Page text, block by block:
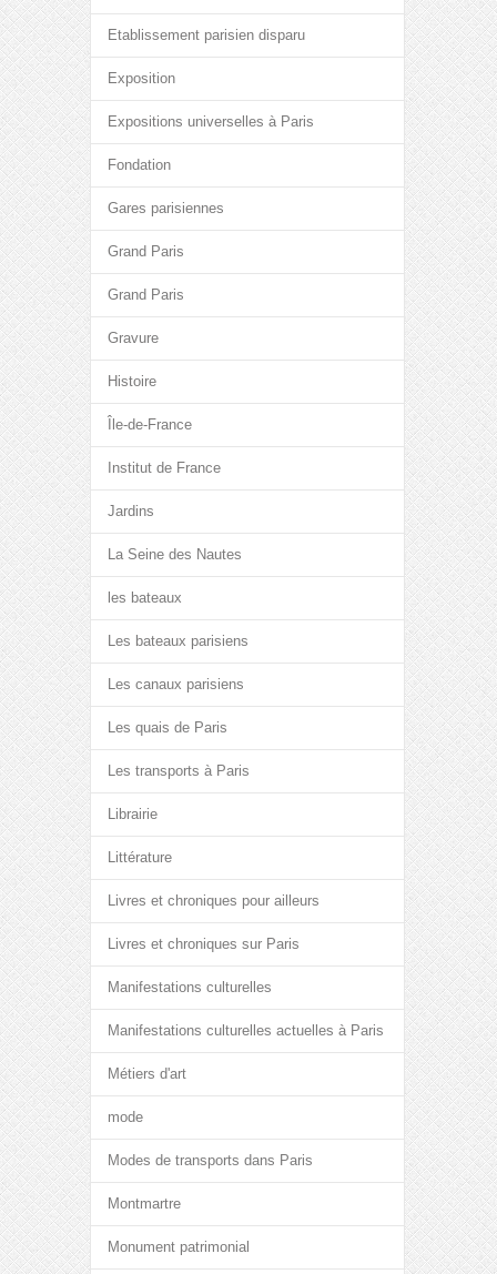
Etablissement parisien disparu
Exposition
Expositions universelles à Paris
Fondation
Gares parisiennes
Grand Paris
Grand Paris
Gravure
Histoire
Île-de-France
Institut de France
Jardins
La Seine des Nautes
les bateaux
Les bateaux parisiens
Les canaux parisiens
Les quais de Paris
Les transports à Paris
Librairie
Littérature
Livres et chroniques pour ailleurs
Livres et chroniques sur Paris
Manifestations culturelles
Manifestations culturelles actuelles à Paris
Métiers d'art
mode
Modes de transports dans Paris
Montmartre
Monument patrimonial